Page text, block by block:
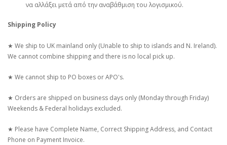
να αλλάξει μετά από την αναβάθμιση του λογισμικού.
Shipping Policy
★ We ship to UK mainland only (Unable to ship to islands and N. Ireland).
We cannot combine shipping and there is no local pick up.
★ We cannot ship to PO boxes or APO's.
★ Orders are shipped on business days only (Monday through Friday)
Weekends & Federal holidays excluded.
★ Please have Complete Name, Correct Shipping Address, and Contact
Phone on Payment Invoice.